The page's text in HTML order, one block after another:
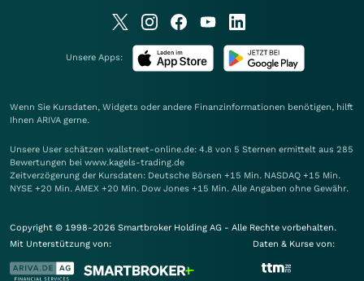
Unsere Apps:
Wenn Sie Kursdaten, Widgets oder andere Finanzinformationen benötigen, hilft
Ihnen ARIVA gerne.
Unsere User schätzen wallstreet-online.de: 4.8 von 5 Sternen ermittelt aus 285
Bewertungen bei www.kagels-trading.de
Zeitverzögerung der Kursdaten: Deutsche Börsen +15 Min. NASDAQ +15 Min.
NYSE +20 Min. AMEX +20 Min. Dow Jones +15 Min. Alle Angaben ohne Gewähr.
Copyright © 1998-2026 Smartbroker Holding AG - Alle Rechte vorbehalten.
Mit Unterstützung von:
Daten & Kurse von: